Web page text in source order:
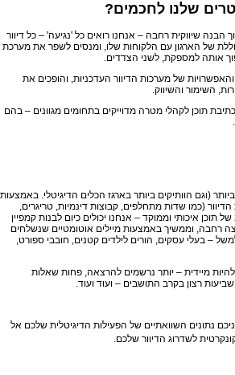
שלנו לחכמים?
הבנה שיווקית רחבה – אנחנו רואים כל 'נגיעה' – כל דיוור
של הארגון עם הלקוחות שלו, ומנסים לשפר את מערכת
אותה למספקת, לשני הצדדים.
של מערכות הדיוור העדכניות, והופכים את
השימור והשיווק.
תוכן לקהלי מטרה מדוייקים בתחומים מגוונים – בהם
(וגם הוותיקים ביותר בארגז הכלים הדיגיטלי. באמצעות
(כמו שדות מתחלפים, קבוצות דינמיות, טריגרים,
של תוכן איכותי וממוקד – אנחנו יכולים כיום לבנות קמפיין
רחבה, וממשיך באמצעות מיילים אוטומטיים שנשלחים
– בעלי עסקים, הורים לילדים קטנים, חובבי ספורט,
מיידית – יותר נרשמים להרצאה, פחות שאלות
רצון בקרב התושבים – ועוד ועוד.
נתונים השוואתיים של הפעילות הדיגיטלית שלכם אל
לשדרוג הדיוור שלכם.